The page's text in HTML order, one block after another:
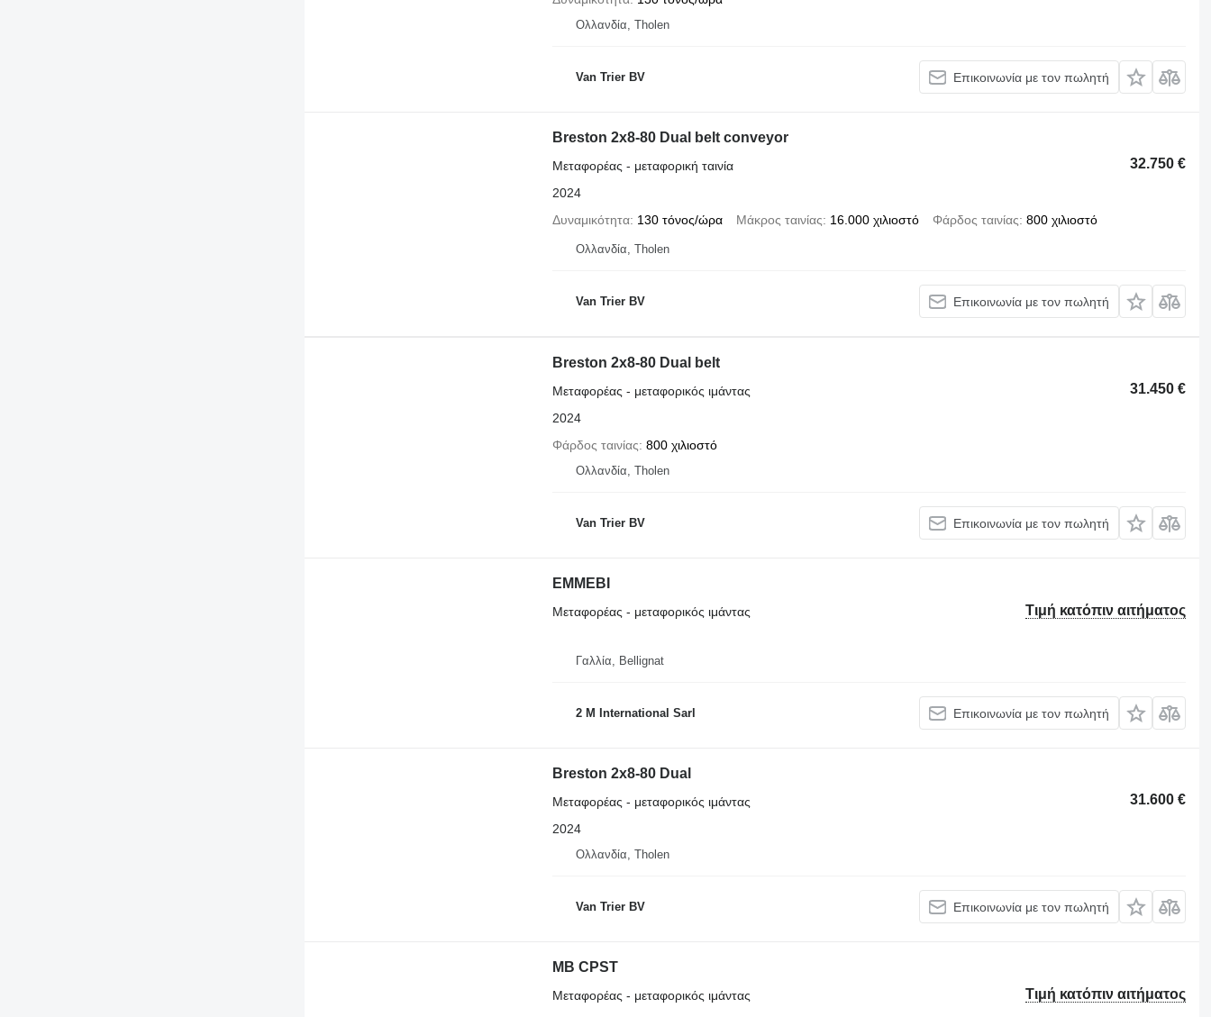
Ολλανδία, Tholen
Van Trier BV Επικοινωνία με τον πωλητή
Breston 2x8-80 Dual belt conveyor
32.750 €
Μεταφορέας - μεταφορική ταινία
2024
Δυναμικότητα 130 τόνος/ώρα Μάκρος ταινίας 16.000 χιλιοστό Φάρδος ταινίας 800 χιλιοστό
Ολλανδία, Tholen
Van Trier BV Επικοινωνία με τον πωλητή
Breston 2x8-80 Dual belt
31.450 €
Μεταφορέας - μεταφορικός ιμάντας
2024
Φάρδος ταινίας 800 χιλιοστό
Ολλανδία, Tholen
Van Trier BV Επικοινωνία με τον πωλητή
EMMEBI
Τιμή κατόπιν αιτήματος
Μεταφορέας - μεταφορικός ιμάντας
Γαλλία, Bellignat
2 M International Sarl Επικοινωνία με τον πωλητή
Breston 2x8-80 Dual
31.600 €
Μεταφορέας - μεταφορικός ιμάντας
2024
Ολλανδία, Tholen
Van Trier BV Επικοινωνία με τον πωλητή
MB CPST
Τιμή κατόπιν αιτήματος
Μεταφορέας - μεταφορικός ιμάντας